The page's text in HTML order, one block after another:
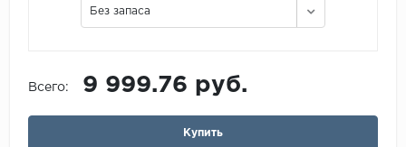
Без запаса
Всего: 9 999.76 руб.
Купить